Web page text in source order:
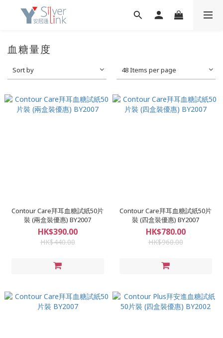
血糖量度
Sort by 48 Items per page
Contour Care拜耳血糖試紙50片
裝 (兩盒裝優惠) BY2007
HK$390.00
HK$440.00
Contour Care拜耳血糖試紙50片
裝 (四盒裝優惠) BY2007
HK$780.00
HK$960.00